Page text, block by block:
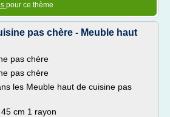
pour ce thème
pas chère - Meuble haut
pas chère
pas chère
les Meuble haut de cuisine pas
cm 1 rayon